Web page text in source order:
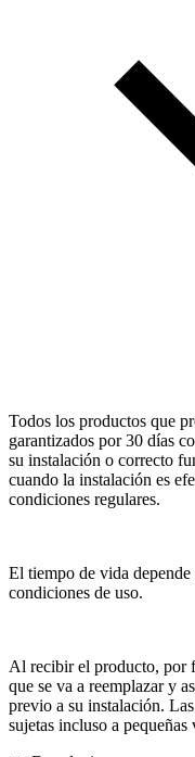
Todos los productos que
garantizados por 30 días
su instalación o correcto
cuando la instalación es
condiciones regulares.
El tiempo de vida
condiciones de uso.
Al recibir el producto, por
que se va a reemplazar y
previo a su instalación.
sujetas incluso a pequeñas